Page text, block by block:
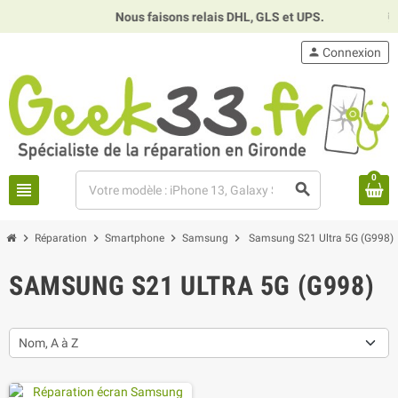
Nous faisons relais DHL, GLS et UPS. ⏰
view_headline search
person Connexion
0
chevron_right Réparation chevron_right Smartphone chevron_right Samsung chevron_right Samsung S21 Ultra 5G (G998)
SAMSUNG S21 ULTRA 5G (G998)
Nom, A à Z